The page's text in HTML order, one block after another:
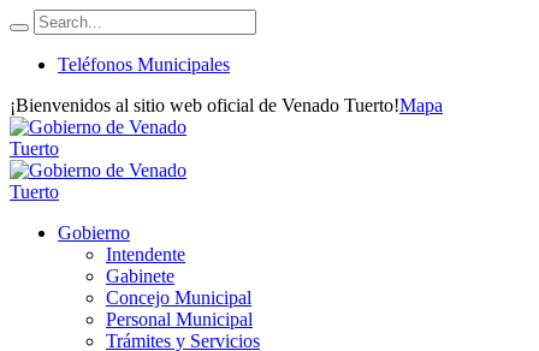
Teléfonos Municipales
¡Bienvenidos al sitio web oficial de Venado Tuerto!Mapa
Gobierno
Intendente
Gabinete
Concejo Municipal
Personal Municipal
Trámites y Servicios